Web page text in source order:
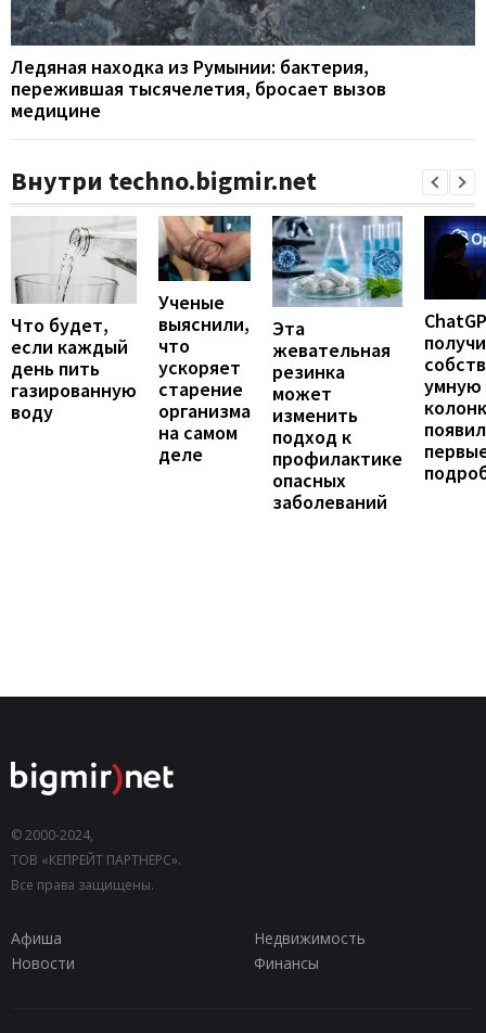
Ледяная находка из Румынии: бактерия,
пережившая тысячелетия, бросает вызов
медицине
Внутри techno.bigmir.net
Что будет,
если каждый
день пить
газированную
воду
Ученые
выяснили,
что
ускоряет
старение
организма
на самом
деле
Эта
жевательная
резинка
может
изменить
подход к
профилактике
опасных
заболеваний
умную
© 2000-2024,
ТОВ «КЕПРЕЙТ ПАРТНЕРС».
Все права защищены.
Афиша
Недвижимость
Новости
Финансы